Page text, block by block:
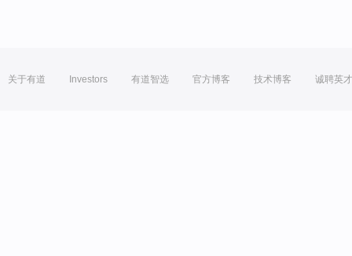
关于有道 Investors 有道智选 官方博客 技术博客 诚聘英才